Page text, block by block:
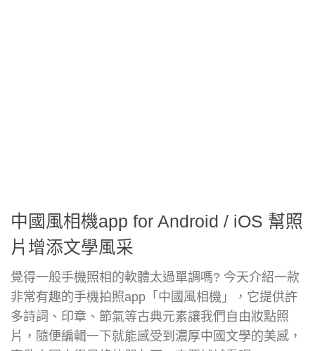
中國風相機app for Android / iOS 幫照
片增添文學風采
覺得一般手機照相的軟體太過單調嗎? 今天介紹一款
非常有趣的手機拍照app「中國風相機」，它提供許
多詩詞、印章、節氣等古典元素讓我們自由妝點照
片，隨便編輯一下就能感受到濃厚中國文學的美感，